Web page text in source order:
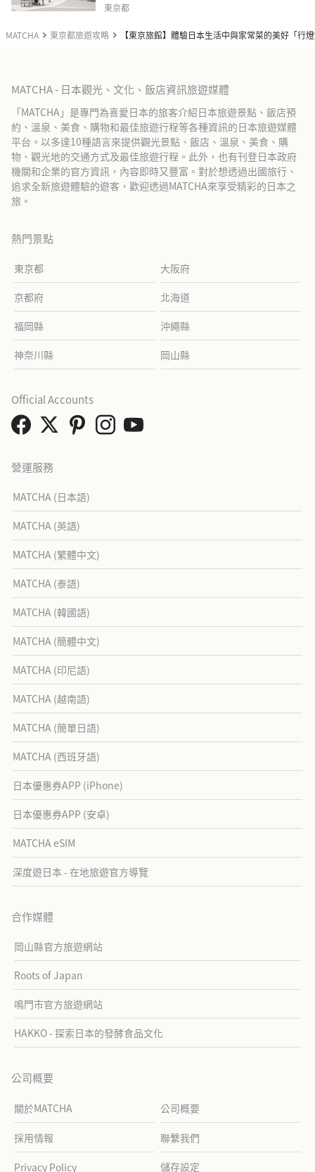
MATCHA 東京都旅遊攻略 【東京旅館】體驗日本生活中與家常菜的美好「行
東京都
MATCHA - 日本觀光、文化、飯店資訊旅遊媒體
「MATCHA」是專門為喜愛日本的旅客介紹日本旅遊景點、飯店預
約、溫泉、美食、購物和最佳旅遊行程等各種資訊的日本旅遊媒體
平台。以多達10種語言來提供觀光景點、飯店、溫泉、美食、購
物、觀光地的交通方式及最佳旅遊行程。此外，也有刊登日本政府
機關和企業的官方資訊，內容即時又豐富。對於想透過出國旅行、
追求全新旅遊體驗的遊客，歡迎透過MATCHA來享受精彩的日本之
旅。
熱門景點
東京都 大阪府
京都府 北海道
福岡縣 沖繩縣
神奈川縣 岡山縣
營運服務
MATCHA (日本語)
MATCHA (英語)
MATCHA (繁體中文)
MATCHA (泰語)
MATCHA (韓國語)
MATCHA (簡體中文)
MATCHA (印尼語)
MATCHA (越南語)
MATCHA (簡單日語)
MATCHA (西班牙語)
日本優惠券APP (iPhone)
日本優惠券APP (安卓)
MATCHA eSIM
深度遊日本 - 在地旅遊官方導覽
合作媒體
岡山縣官方旅遊網站
Roots of Japan
鳴門市官方旅遊網站
HAKKO - 探索日本的發酵食品文化
公司概要
關於MATCHA 公司概要
採用情報 聯繫我們
Privacy Policy 儲存設定
Official Accounts